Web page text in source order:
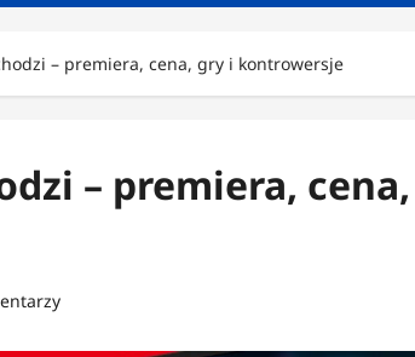
– premiera, cena, gry i kontrowersje
– premiera, cena,